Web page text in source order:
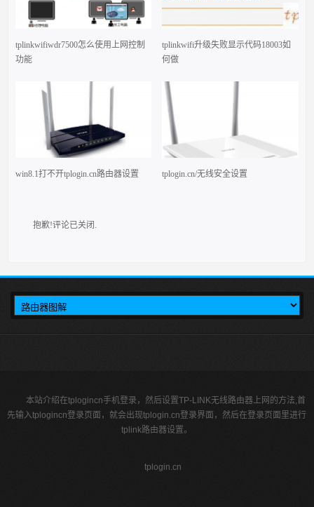
tplinkwifiwdr7500怎么使用上网控制
功能
tplinkwifi升级失败显示代码18003如
何做
win8.1打不开tplogin.cn路由器设置 tplogin.cn/无线安全设置
抱歉!评论已关闭.
本站介绍在tplogincn手机登录，然后设置TP-LINK无线路由器上网的方法,首
先输入tplogincn登录页面，就会出现tplogin.cn登录界面，然后在登录页面里进行
tplink路由器设置。
tplogin.cn